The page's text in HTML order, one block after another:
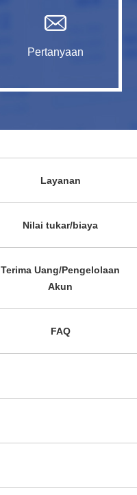
Pertanyaan
Layanan
Nilai tukar/biaya
Terima Uang/Pengelolaan
Akun
FAQ